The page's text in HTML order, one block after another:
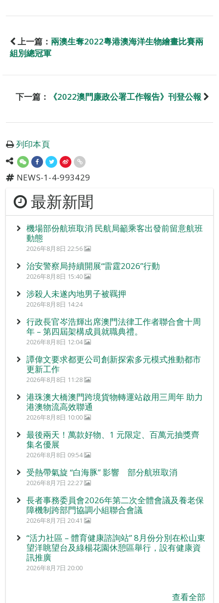
上一篇： 兩澳生奪2022粵港澳海洋生物繪畫比賽兩
組別總冠軍
下一篇： 《2022澳門廉政公署工作報告》刊登公報
列印本頁
NEWS-1-4-993429
最新新聞
機場部份航班取消 民航局籲乘客出發前留意航班
動態
2026年8月8日 22:56
治安警察局持續開展“雷霆2026”行動
2026年8月8日 15:40
涉殺人未遂內地男子被羈押
2026年8月8日 14:24
行政長官岑浩輝出席澳門法律工作者聯合會十周
年 – 第四屆架構成員就職典禮。
2026年8月8日 12:04
譚偉文要求都更公司創新探索多元模式推動都市
更新工作
2026年8月8日 11:28
港珠澳大橋澳門跨境貨物轉運站啟用三周年 助力
港澳物流高效聯通
2026年8月8日 10:00
最後兩天！萬款好物、1 元限定、百萬元抽獎齊
集名優展
2026年8月8日 09:54
受熱帶氣旋 “白海豚” 影響 部分航班取消
2026年8月7日 22:27
長者事務委員會2026年第二次全體會議及養老保
障機制跨部門協調小組聯合會議
2026年8月7日 20:41
“活力社區 – 體育健康諮詢站” 8月份分別在松山東
望洋眺望台及綠楊花園休憩區舉行，設有健康資
訊推廣
2026年8月7日 20:00
查看全部